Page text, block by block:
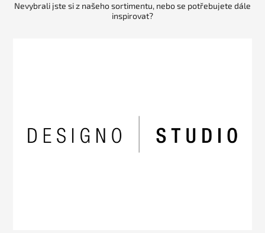
Nevybrali jste si z našeho sortimentu, nebo se potřebujete dále
inspirovat?